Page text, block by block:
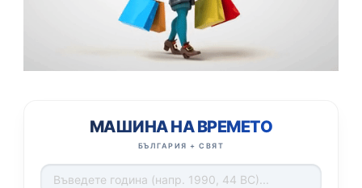
МАШИНА НА ВРЕМЕТО
БЪЛГАРИЯ + СВЯТ